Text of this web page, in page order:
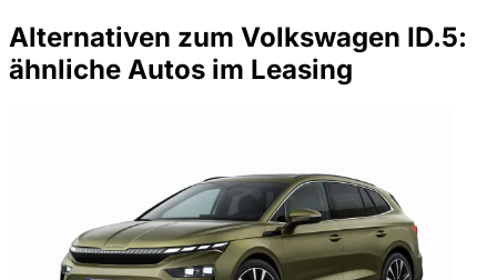
Alternativen zum Volkswagen ID.5:
ähnliche Autos im Leasing